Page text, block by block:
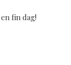
fin dag!